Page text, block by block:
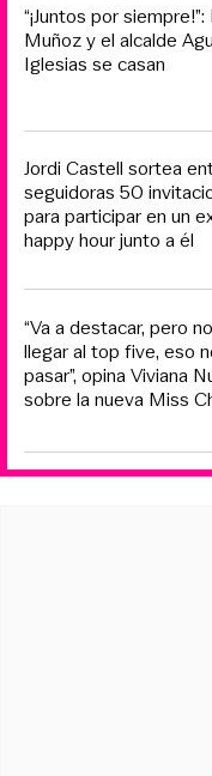
“¡Juntos por
Muñoz y el alcalde
Iglesias se casan
Jordi Castell sortea
seguidoras 50
para participar en un
happy hour junto a él
“Va a destacar, pero
llegar al top five, eso
pasar”, opina Viviana
sobre la nueva Miss